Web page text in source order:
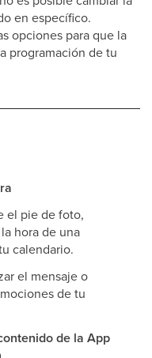
en específico.
opciones para que la
programación de tu
el pie de foto,
hora de una
calendario.
el mensaje o
de tu
de la App